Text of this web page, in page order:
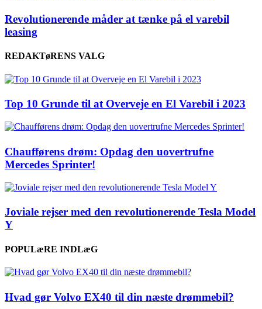
Revolutionerende måder at tænke på el varebil
leasing
REDAKTøRENS VALG
Top 10 Grunde til at Overveje en El Varebil i 2023
Chaufførens drøm: Opdag den uovertrufne
Mercedes Sprinter!
Joviale rejser med den revolutionerende Tesla Model
Y
POPULæRE INDLæG
Hvad gør Volvo EX40 til din næste drømmebil?